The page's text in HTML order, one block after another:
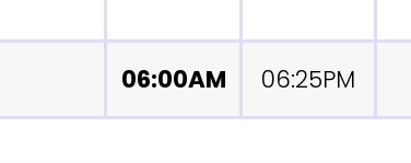
06:00AM 06:25PM